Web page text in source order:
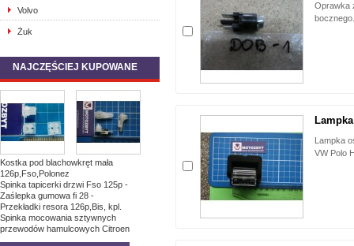
Volvo
Żuk
NAJCZĘŚCIEJ KUPOWANE
Kostka pod blachowkręt mała
126p,Fso,Polonez
Spinka tapicerki drzwi Fso 125p -
Zaślepka gumowa fi 28 -
Przekładki resora 126p,Bis, kpl.
Spinka mocowania sztywnych
przewodów hamulcowych Citroen
Oprawka
bocznego.
Lampka
VW Polo